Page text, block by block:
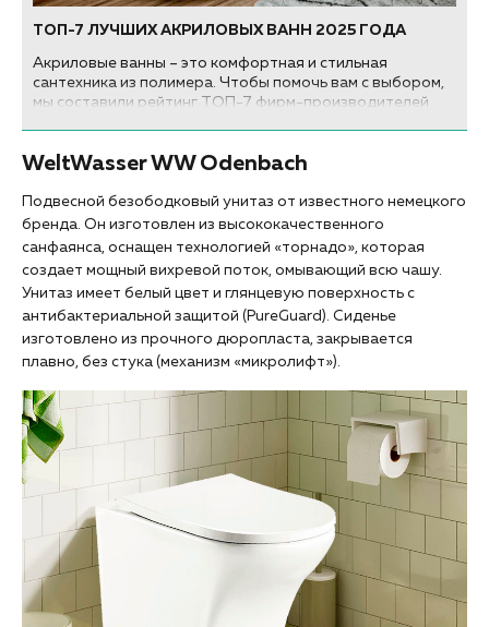
ТОП-7 ЛУЧШИХ АКРИЛОВЫХ ВАНН 2025 ГОДА
Акриловые ванны – это комфортная и стильная
сантехника из полимера. Чтобы помочь вам с выбором,
мы составили рейтинг ТОП-7 фирм-производителей
WeltWasser WW Odenbach
Подвесной безободковый унитаз от известного немецкого
бренда. Он изготовлен из высококачественного
санфаянса, оснащен технологией «торнадо», которая
создает мощный вихревой поток, омывающий всю чашу.
Унитаз имеет белый цвет и глянцевую поверхность с
антибактериальной защитой (PureGuard). Сиденье
изготовлено из прочного дюропласта, закрывается
плавно, без стука (механизм «микролифт»).